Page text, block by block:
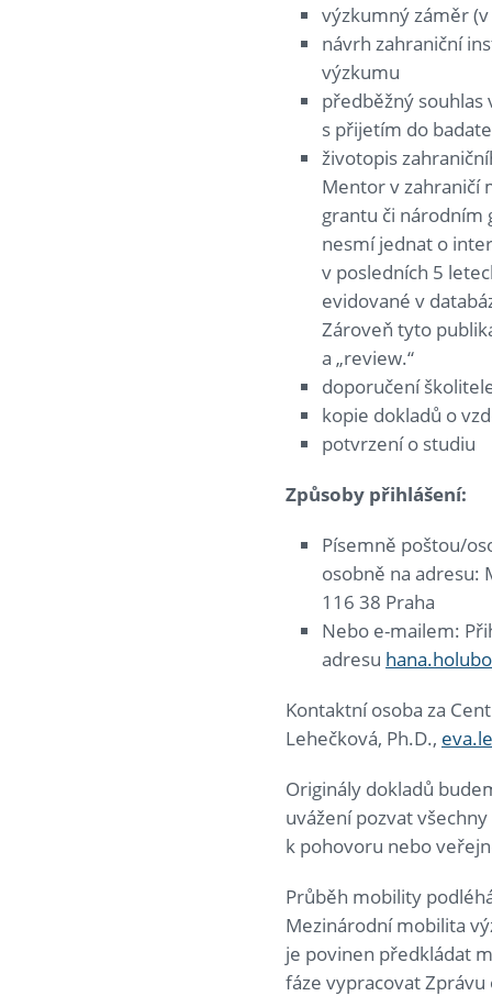
výzkumný záměr
návrh zahraniční
výzkumu
předběžný
s přijetím do
životopis
Mentor v zahraničí
grantu či národním
nesmí jednat o
v posledních 5
evidované v
Zároveň tyto
a „review.“
doporučení
kopie dokladů o
potvrzení o studiu
Způsoby přihlášení:
Písemně poštou/
osobně na adresu:
116 38 Praha
Nebo e-mailem:
adresu
Kontaktní osoba za
Lehečková, Ph.D.,
Originály dokladů
uvážení pozvat
k pohovoru nebo
Průběh mobility
Mezinárodní mobilita
je povinen předkládat
fáze vypracovat